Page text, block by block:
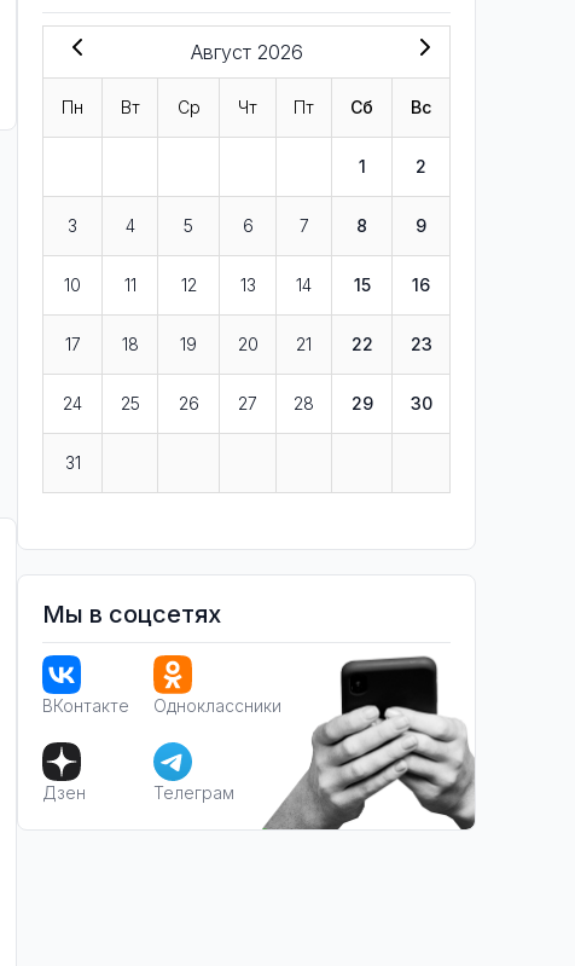
Август 2026
Пн Вт Ср Чт Пт Сб Вс
1 2
3 4 5 6 7 8 9
10 11 12 13 14 15 16
17 18 19 20 21 22 23
24 25 26 27 28 29 30
31
Мы в соцсетях
ВКонтакте Одноклассники
Дзен Телеграм